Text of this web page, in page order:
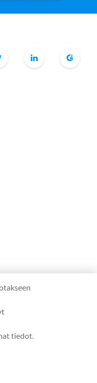
tiedot.